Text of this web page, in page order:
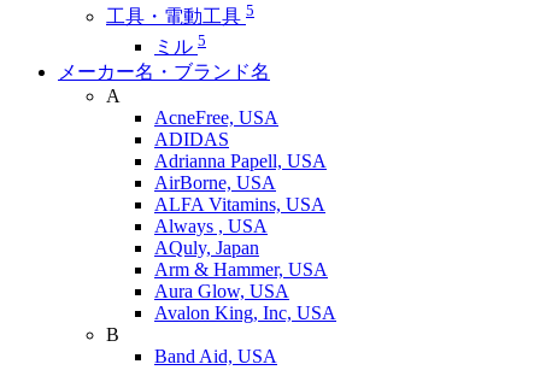
工具・電動工具 5
ミル 5
メーカー名・ブランド名
A
AcneFree, USA
ADIDAS
Adrianna Papell, USA
AirBorne, USA
ALFA Vitamins, USA
Always , USA
AQuly, Japan
Arm & Hammer, USA
Aura Glow, USA
Avalon King, Inc, USA
B
Band Aid, USA